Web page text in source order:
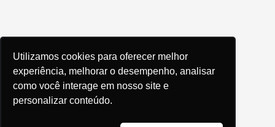
Utilizamos cookies para oferecer melhor
experiência, melhorar o desempenho, analisar
como você interage em nosso site e
personalizar conteúdo.